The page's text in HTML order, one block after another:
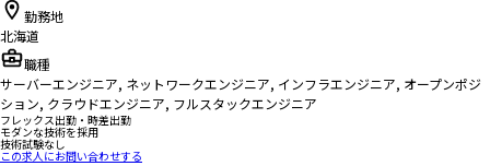
勤務地
北海道
職種
サーバーエンジニア, ネットワークエンジニア, インフラエンジニア, オープンポジ
ション, クラウドエンジニア, フルスタックエンジニア
フレックス出勤・時差出勤
モダンな技術を採用
技術試験なし
この求人にお問い合わせする